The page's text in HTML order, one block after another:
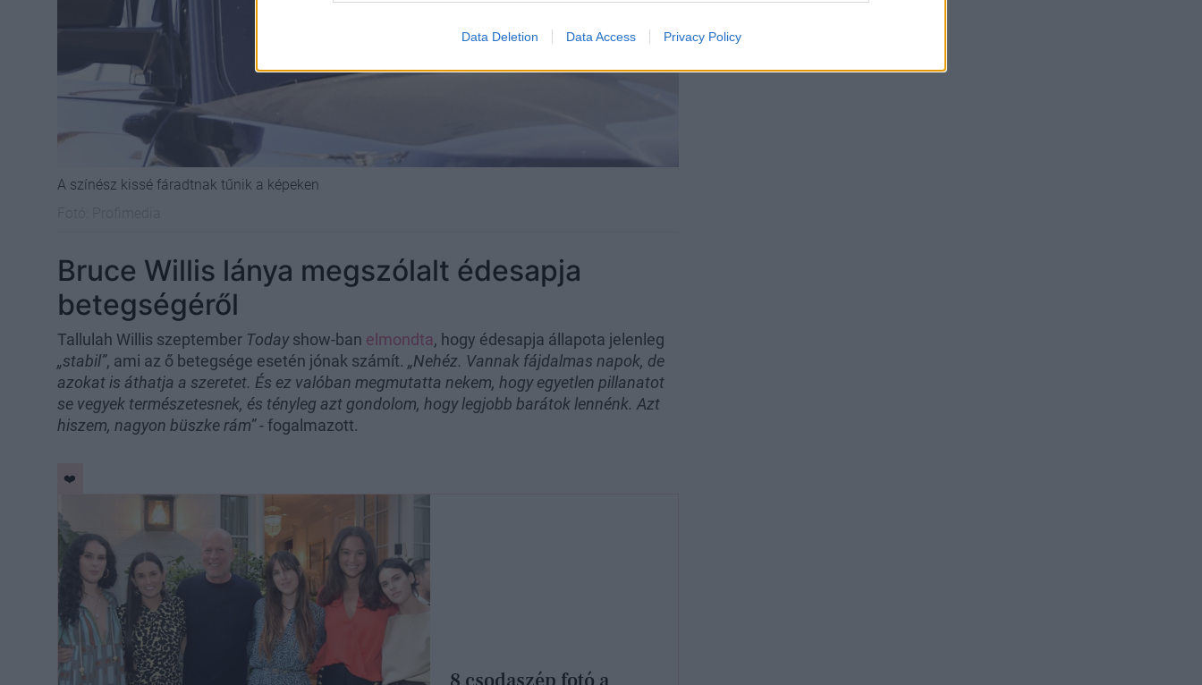
Data Deletion Data Access Privacy Policy
A színész kissé fáradtnak tűnik a képeken
Bruce Willis lánya megszólalt édesapja
betegségéről
Tallulah Willis szeptember Todayshow-ban elmondta, hogy édesapja állapota jelenleg
„stabil”, ami az ő betegsége esetén jónak számít. „Nehéz. Vannak fájdalmas napok, de
azokat is áthatja a szeretet. És ez valóban megmutatta nekem, hogy egyetlen pillanatot
se vegyek természetesnek, és tényleg azt gondolom, hogy legjobb barátok lennénk. Azt
hiszem, nagyon büszke rám” -fogalmazott.